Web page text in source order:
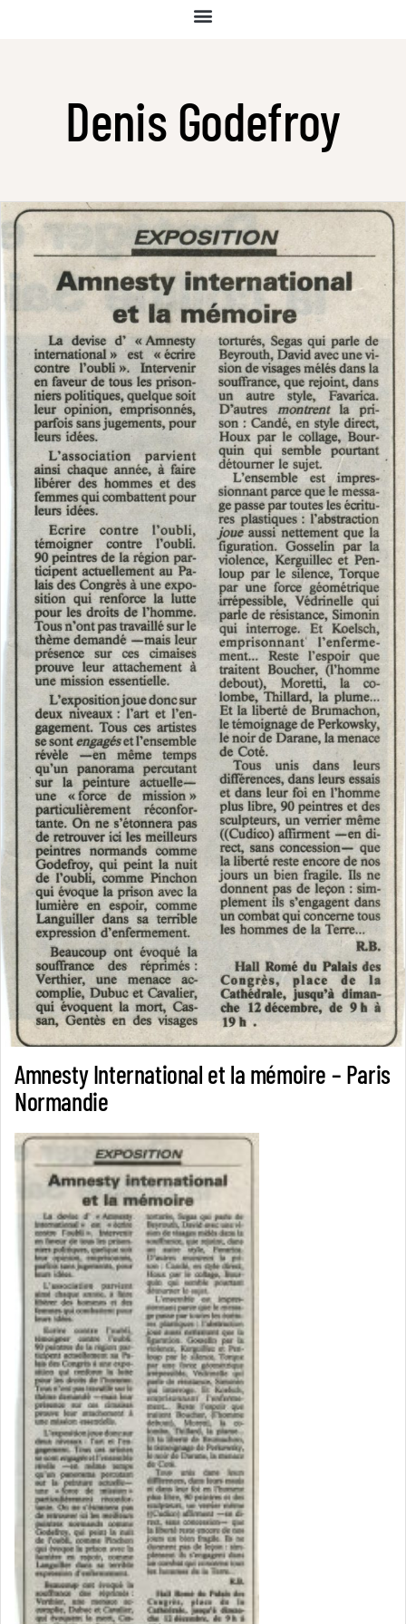
Denis Godefroy
Amnesty International et la mémoire – Paris
Normandie